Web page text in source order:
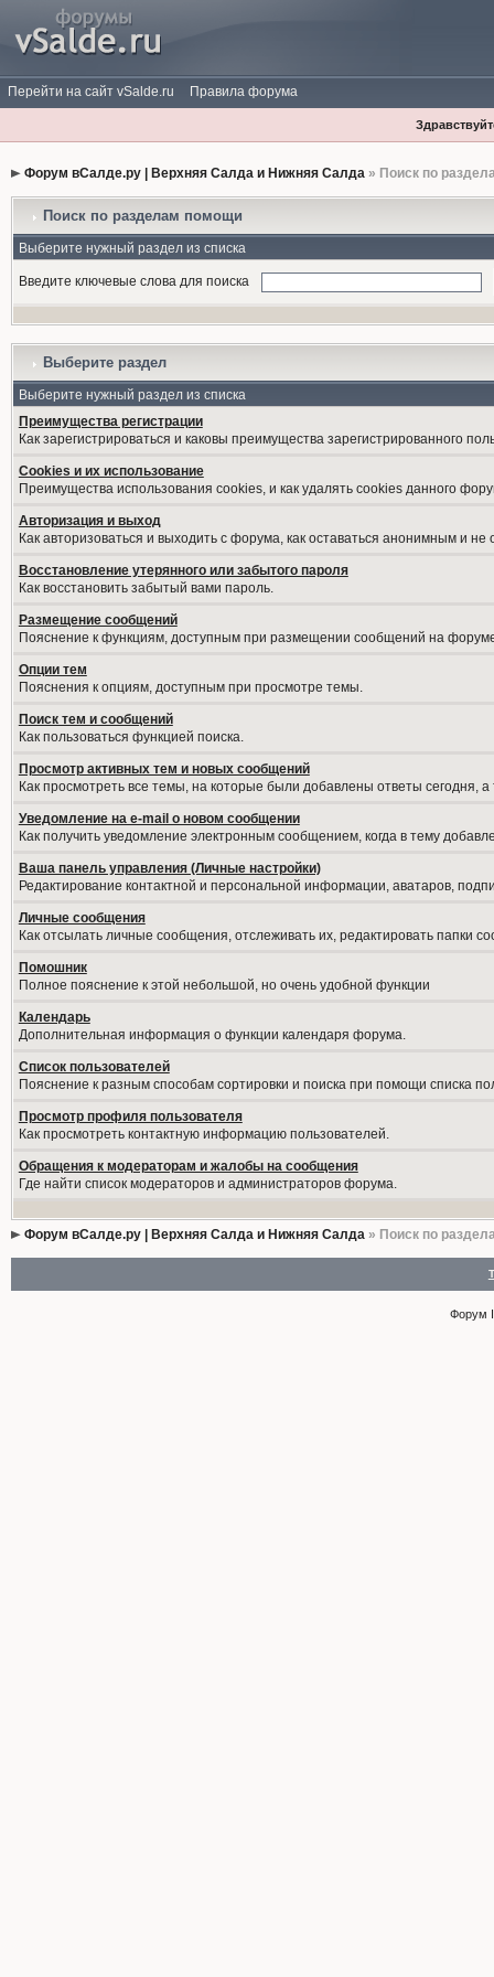
Перейти на сайт vSalde.ru Правила форума
Форум вСалде.ру | Верхняя Салда и Нижняя Салда» Поиск по
Поиск по разделам помощи
Выберите нужный раздел из списка
Введите ключевые слова для поиска
Выберите раздел
Выберите нужный раздел из списка
Преимущества регистрации
Как зарегистрироваться и каковы преимущества зарегистрированного
Cookies и их использование
Преимущества использования cookies, и как удалять cookies данного
Авторизация и выход
Как авторизоваться и выходить с форума, как оставаться анонимным и
Восстановление утерянного или забытого пароля
Как восстановить забытый вами пароль.
Размещение сообщений
Пояснение к функциям, доступным при размещении сообщений на
Опции тем
Пояснения к опциям, доступным при просмотре темы.
Поиск тем и сообщений
Как пользоваться функцией поиска.
Просмотр активных тем и новых сообщений
Как просмотреть все темы, на которые были добавлены ответы сегодня,
Уведомление на е-mail о новом сообщении
Как получить уведомление электронным сообщением, когда в тему
Ваша панель управления (Личные настройки)
Редактирование контактной и персональной информации, аватаров,
Личные сообщения
Как отсылать личные сообщения, отслеживать их, редактировать папки
Помошник
Полное пояснение к этой небольшой, но очень удобной функции
Календарь
Дополнительная информация о функции календаря форума.
Список пользователей
Пояснение к разным способам сортировки и поиска при помощи списка
Просмотр профиля пользователя
Как просмотреть контактную информацию пользователей.
Обращения к модераторам и жалобы на сообщения
Где найти список модераторов и администраторов форума.
Форум вСалде.ру | Верхняя Салда и Нижняя Салда» Поиск по
Форум